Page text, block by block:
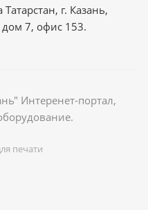
г. Казань,
7, офис 153.
Интеренет-портал,
печати